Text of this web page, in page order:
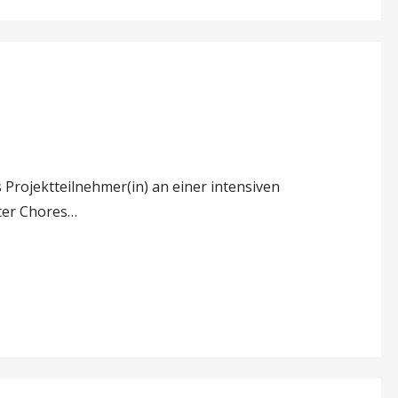
Projektteilnehmer(in) an einer intensiven
Chores…